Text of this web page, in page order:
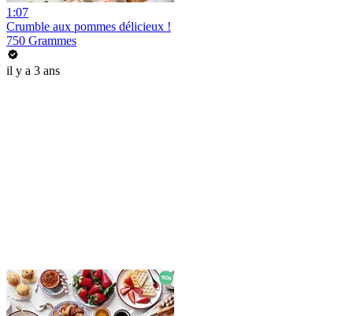
1:07
Crumble aux pommes délicieux !
750 Grammes
il y a 3 ans